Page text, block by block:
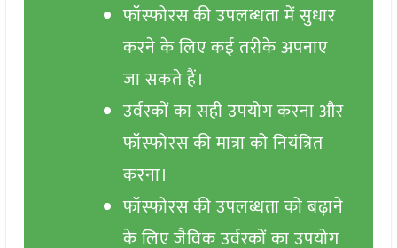
फॉस्फोरस की उपलब्धता में सुधार
करने के लिए कई तरीके अपनाए
जा सकते हैं।
उर्वरकों का सही उपयोग करना और
फॉस्फोरस की मात्रा को नियंत्रित
करना।
फॉस्फोरस की उपलब्धता को बढ़ाने
के लिए जैविक उर्वरकों का उपयोग